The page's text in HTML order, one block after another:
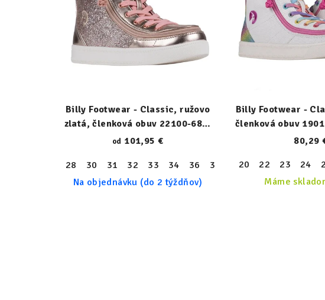
Billy Footwear - Classic, ružovo
zlatá, členková obuv 22100-680-
N
od 101,95 €
28 30 31 32 33 34 36 37 38
39
Na objednávku (do 2 týždňov)
Billy Footwear -
členková obuv
80,29
20
22 23 24
Máme